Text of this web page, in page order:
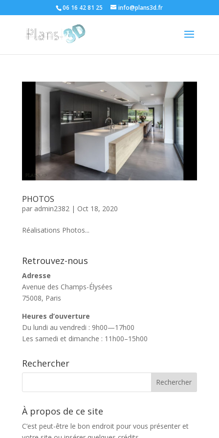
06 16 42 81 25 info@plans3d.fr
PHOTOS
par admin2382 | Oct 18, 2020
Réalisations Photos...
Retrouvez-nous
Adresse
Avenue des Champs-Élysées
75008, Paris
Heures d’ouverture
Du lundi au vendredi : 9h00—17h00
Les samedi et dimanche : 11h00–15h00
Rechercher
À propos de ce site
C’est peut-être le bon endroit pour vous présenter et